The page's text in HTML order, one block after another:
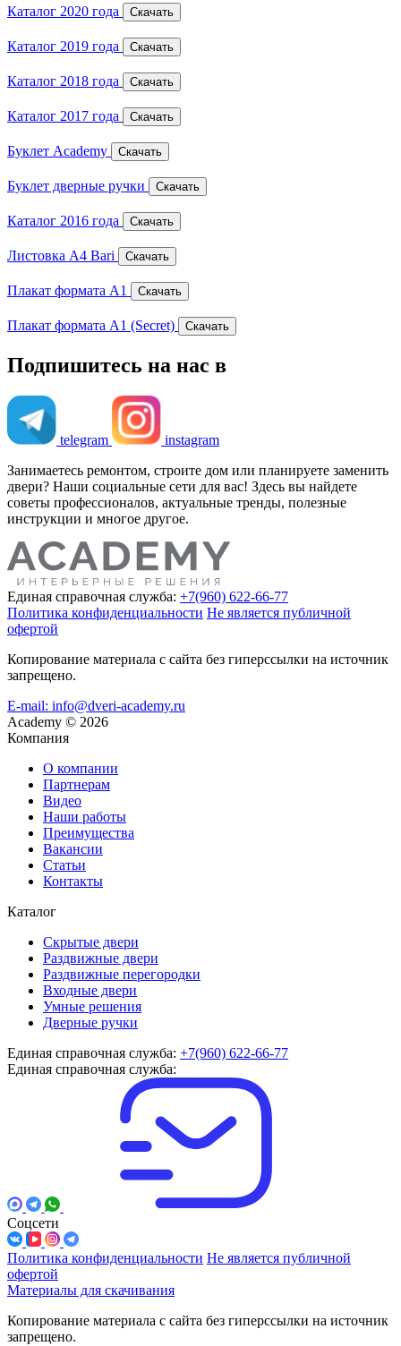
Каталог 2020 года Скачать
Каталог 2019 года Скачать
Каталог 2018 года Скачать
Каталог 2017 года Скачать
Буклет Academy Скачать
Буклет дверные ручки Скачать
Каталог 2016 года Скачать
Листовка A4 Bari Скачать
Плакат формата A1 Скачать
Плакат формата A1 (Secret) Скачать
Подпишитесь на нас в
telegram
instagram
Занимаетесь ремонтом, строите дом или планируете заменить
двери? Наши социальные сети для вас! Здесь вы найдете
советы профессионалов, актуальные тренды, полезные
инструкции и многое другое.
Единая справочная служба: +7(960) 622-66-77
Политика конфиденциальности Не является публичной
офертой
Копирование материала с сайта без гиперссылки на источник
запрещено.
E-mail: info@dveri-academy.ru
Academy © 2026
Компания
О компании
Партнерам
Видео
Наши работы
Преимущества
Вакансии
Статьи
Контакты
Каталог
Скрытые двери
Раздвижные двери
Раздвижные перегородки
Входные двери
Умные решения
Дверные ручки
Единая справочная служба: +7(960) 622-66-77
Единая справочная служба:
Соцсети
Политика конфиденциальности Не является публичной
офертой
Материалы для скачивания
Копирование материала с сайта без гиперссылки на источник
запрещено.